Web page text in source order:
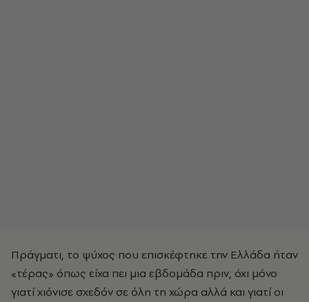
Πράγματι, το ψύχος που επισκέφτηκε την Ελλάδα ήταν
«τέρας» όπως είχα πει μια εβδομάδα πριν, όχι μόνο
γιατί χιόνισε σχεδόν σε όλη τη χώρα αλλά και γιατί οι